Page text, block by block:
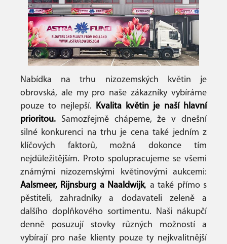
Nabídka na trhu nizozemských květin je
obrovská, ale my pro naše zákazníky vybíráme
pouze to nejlepší. Kvalita květin je naší hlavní
prioritou.Samozřejmě chápeme, že v dnešní
silné konkurenci na trhu je cena také jedním z
klíčových faktorů, možná dokonce tím
nejdůležitějším. Proto spolupracujeme se všemi
známými nizozemskými květinovými aukcemi:
Aalsmeer, Rijnsburg a Naaldwijk, a také přímo s
pěstiteli, zahradníky a dodavateli zeleně a
dalšího doplňkového sortimentu. Naši nákupčí
denně posuzují stovky různých možností a
vybírají pro naše klienty pouze ty nejkvalitnější